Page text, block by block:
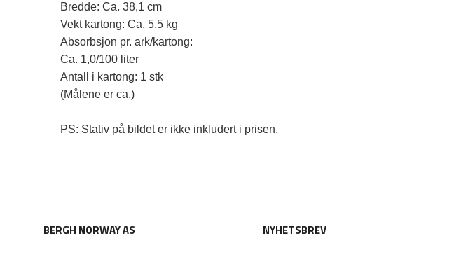
Bredde: Ca. 38,1 cm
Vekt kartong: Ca. 5,5 kg
Absorbsjon pr. ark/kartong:
Ca. 1,0/100 liter
Antall i kartong: 1 stk
(Målene er ca.)
PS: Stativ på bildet er ikke inkludert i prisen.
BERGH NORWAY AS NYHETSBREV